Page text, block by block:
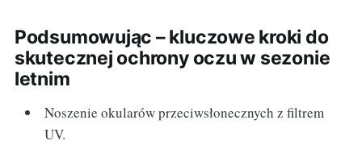
Podsumowując – kluczowe kroki do
skutecznej ochrony oczu w sezonie
letnim
Noszenie okularów przeciwsłonecznych z filtrem
UV.